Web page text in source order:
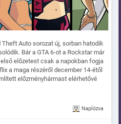
Auto sorozat új, sorban hatodik
Bár a GTA 6-ot a Rockstar már
előzetest csak a napokban fogja
a maga részéről december 14-étől
előzményhármast elérhetővé
Naplózva